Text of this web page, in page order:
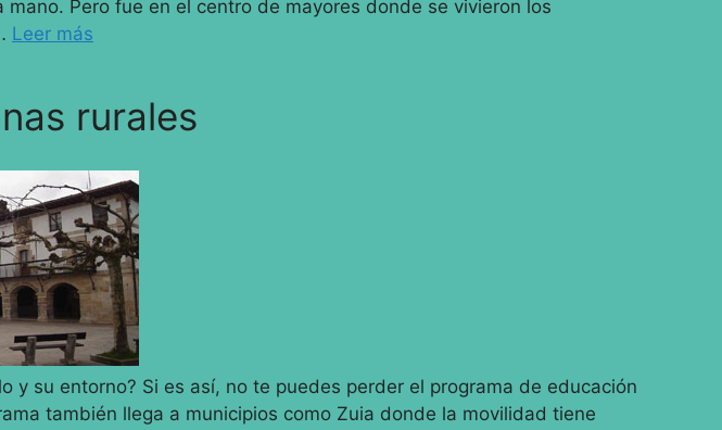
Pero fue en el centro de mayores donde se vivieron los
Leer más
rurales
su entorno? Si es así, no te puedes perder el programa de educación
también llega a municipios como Zuia donde la movilidad tiene